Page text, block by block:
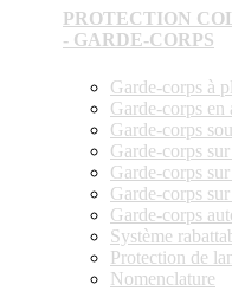
PROTECTION
- GARDE-CORPS
Garde-corps à
Garde-corps en
Garde-corps
Garde-corps
Garde-corps
Garde-corps
Garde-corps
Système
Protection de
Nomenclature